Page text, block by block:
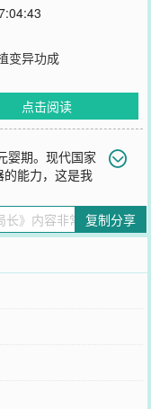
变异功成
点击阅读
婴期。现代国家
能力，这是我
稳定，在这现代都市修
朝修仙者，元婴期时被
情怀，凭借修仙、炼
妖邪。他处于一个等
境是他的目标。他历
，只为守护世界和平
复制分享